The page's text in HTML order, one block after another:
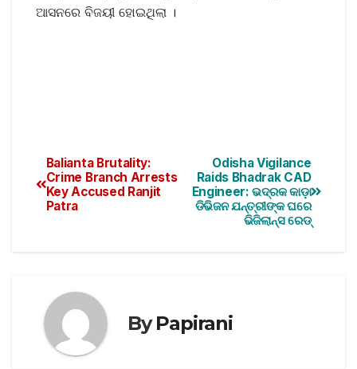
ଆସନରେ ବିଜୟୀ ହୋଇଥିଲା ।
Odisha Vigilance
Raids Bhadrak CAD
Engineer: ଭଦ୍ରକ କାଡ଼ା
ଡିଭିଜନ ଯନ୍ତ୍ରୀଙ୍କ ଘରେ
ଭିଜିଲାନ୍ସ ରେଡ୍
Balianta Brutality:
Crime Branch Arrests
Key Accused Ranjit
Patra
ByPapirani